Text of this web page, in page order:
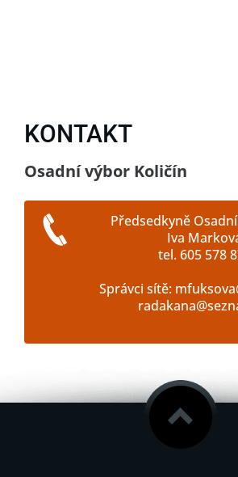
KONTAKT
Osadní výbor Količín
Předsedkyně
Iva
tel. 605 578
Správci sítě: